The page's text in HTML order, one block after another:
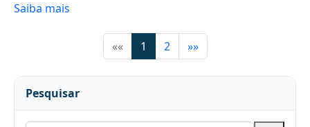
Saiba mais
«« 1 2 »»
Pesquisar